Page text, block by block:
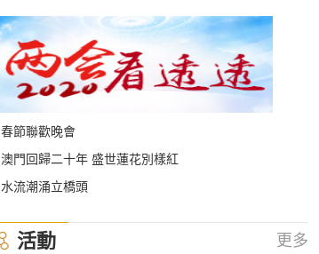
春節聯歡晚會
澳門回歸二十年 盛世蓮花別樣紅
水流潮涌立橋頭
活動 更多